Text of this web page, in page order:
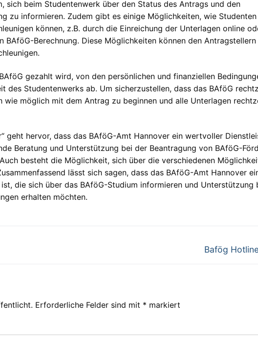
sich beim Studentenwerk über den Status des Antrags und den
zu informieren. Zudem gibt es einige Möglichkeiten, wie
können, z.B. durch die Einreichung der Unterlagen online
BAföG-Berechnung. Diese Möglichkeiten können den Antragstellern
gezahlt wird, von den persönlichen und finanziellen
des Studentenwerks ab. Um sicherzustellen, dass das BAföG
möglich mit dem Antrag zu beginnen und alle Unterlagen
geht hervor, dass das BAföG-Amt Hannover ein wertvoller
Beratung und Unterstützung bei der Beantragung von BAföG-
besteht die Möglichkeit, sich über die verschiedenen
lässt sich sagen, dass das BAföG-Amt Hannover
die sich über das BAföG-Studium informieren und Unterstützung
erhalten möchten.
Nächster
Bafög
Erforderliche Felder sind mit * markiert